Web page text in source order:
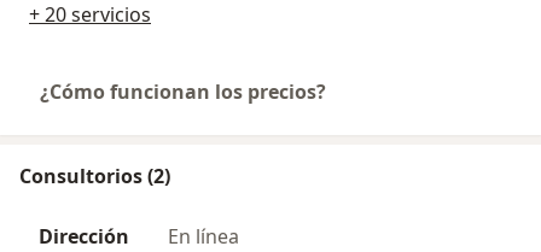
+ 20 servicios
¿Cómo funcionan los precios?
Consultorios (2)
Dirección En línea